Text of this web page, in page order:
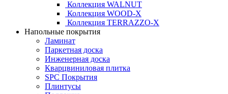
Коллекция WALNUT
Коллекция WOOD-X
Коллекция ТЕRRАZZO-X
Напольные покрытия
Ламинат
Паркетная доска
Инженерная доска
Кварцвиниловая плитка
SPC Покрытия
Плинтусы